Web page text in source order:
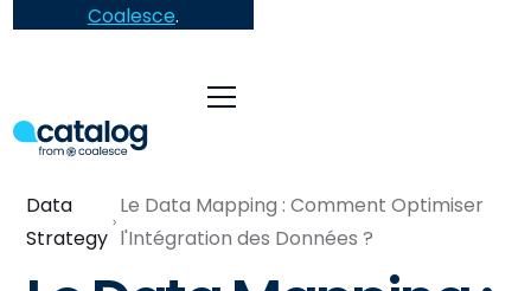
Coalesce.
Data
Strategy
Le Data Mapping : Comment Optimiser
l'Intégration des Données ?